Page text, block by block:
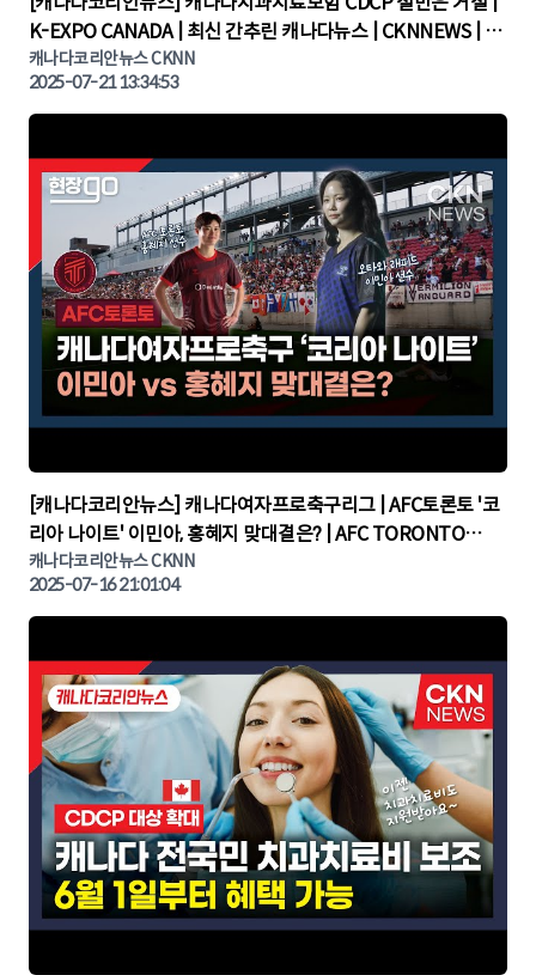
K-EXPO CANADA | 최신 간추린 캐나다뉴스 | CKNNEWS | 캐
나다뉴스 | 토론토뉴스
캐나다코리안뉴스 CKNN
2025-07-21 13:34:53
▶
[캐나다코리안뉴스] 캐나다여자프로축구리그 | AFC토론토 '코
리아 나이트' 이민아, 홍혜지 맞대결은? | AFC TORONTO
KOREA NIGHT | 캐나다뉴스 | 토론토뉴스
캐나다코리안뉴스 CKNN
2025-07-16 21:01:04